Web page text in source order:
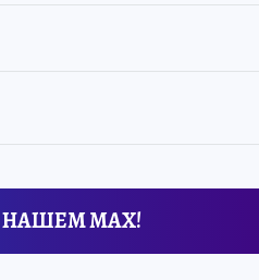
MAX!